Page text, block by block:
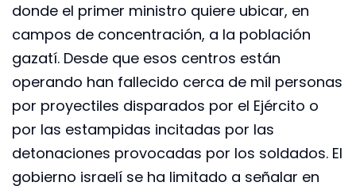
donde el primer ministro quiere ubicar, en
campos de concentración, a la población
gazatí. Desde que esos centros están
operando han fallecido cerca de mil personas
por proyectiles disparados por el Ejército o
por las estampidas incitadas por las
detonaciones provocadas por los soldados. El
gobierno israelí se ha limitado a señalar en